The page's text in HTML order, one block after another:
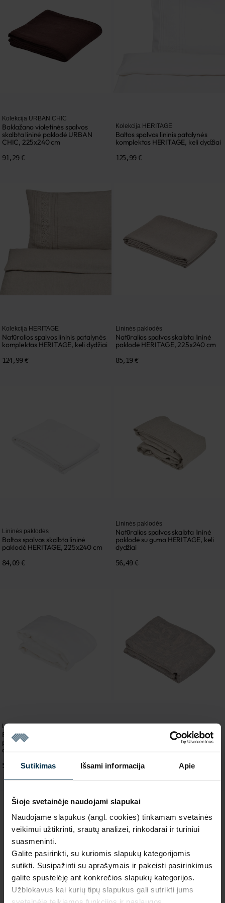
Sutikimas Išsami informacija Apie
Šioje svetainėje naudojami slapukai
Naudojame slapukus (angl. cookies) tinkamam svetainės
veikimui užtikrinti, srautų analizei, rinkodarai ir turiniui
suasmeninti.
Galite pasirinkti, su kuriomis slapukų kategorijomis
sutikti. Susipažinti su aprašymais ir pakeisti pasirinkimus
galite spustelėję ant konkrečios slapukų kategorijos.
Užblokavus kai kurių tipų slapukus gali sutrikti jums
Kolekcija URBAN CHIC
Baklažano violetinės spalvos
skalbta lininė paklodė URBAN
CHIC, 225x240 cm
91,29 €
Kolekcija HERITAGE
Baltos spalvos lininis patalynės
komplektas HERITAGE, keli dydžiai
125,99 €
Kolekcija HERITAGE
Natūralios spalvos lininis patalynės
komplektas HERITAGE, keli dydžiai
124,99 €
Lininės paklodės
Natūralios spalvos skalbta lininė
paklodė HERITAGE, 225x240 cm
85,19 €
Lininės paklodės
Baltos spalvos skalbta lininė
paklodė HERITAGE, 225x240 cm
84,09 €
Lininės paklodės
Natūralios spalvos skalbta lininė
paklodė su guma HERITAGE, keli
dydžiai
56,49 €
Lininės paklodės
Baltos spalvos skalbta lininė
paklodė su guma HERITAGE, keli
dydžiai
56,99 €
Lininiai lovos užtiesalai
Lovos užtiesalas Paukšteliai
43,29 €